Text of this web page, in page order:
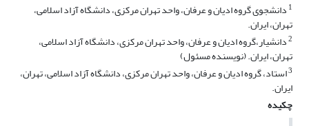
1 دانشجوی گروه ادیان و عرفان، واحد تهران مرکزی، دانشگاه آزاد اسلامی،
تهران، ایران.
2دانشیار،گروه ادیان و عرفان، واحد تهران مرکزی، دانشگاه آزاد اسلامی،
تهران، ایران. (نویسنده مسئول)
3استاد، گروه ادیان و عرفان، واحد تهران مرکزی، دانشگاه آزاد اسلامی، تهران،
ایران.
چکیده